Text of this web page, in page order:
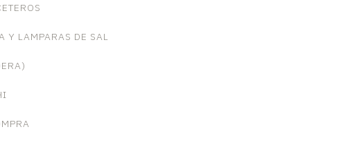
Y LAMPARAS DE SAL